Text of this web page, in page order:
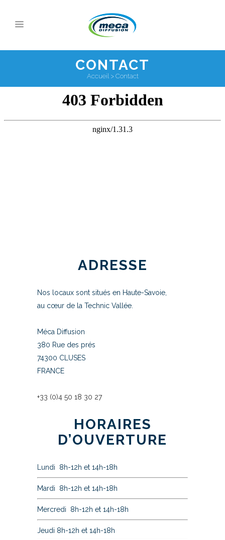
CONTACT
Accueil> Contact
ADRESSE
Nos locaux sont situés en Haute-Savoie,
au cœur de la Technic Vallée.
Méca Diffusion
380 Rue des prés
74300 CLUSES
FRANCE
+33 (0)4 50 18 30 27
HORAIRES
D’OUVERTURE
Lundi 8h-12h et 14h-18h
Mardi 8h-12h et 14h-18h
Mercredi 8h-12h et 14h-18h
Jeudi 8h-12h et 14h-18h